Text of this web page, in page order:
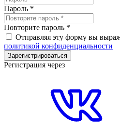
Пароль *
Повторите пароль *
Отправляя эту форму вы
политикой конфиденциальности
Зарегистрироваться
Регистрация через